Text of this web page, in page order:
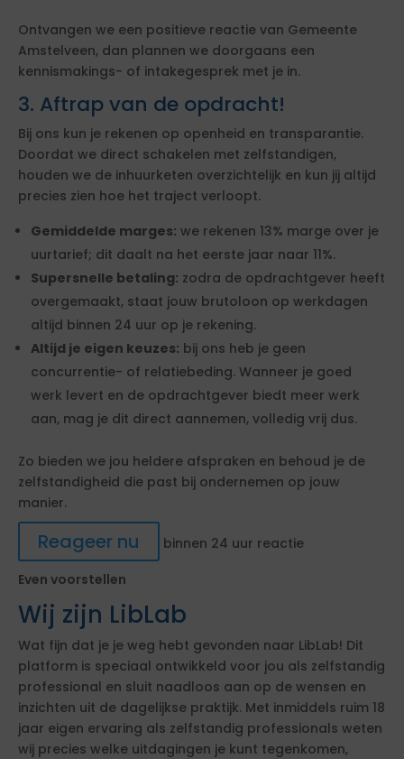
Ontvangen we een positieve reactie van Gemeente
Amstelveen, dan plannen we doorgaans een
kennismakings- of intakegesprek met je in.
3. Aftrap van de opdracht!
Bij ons kun je rekenen op openheid en transparantie.
Doordat we direct schakelen met zelfstandigen,
houden we de inhuurketen overzichtelijk en kun jij altijd
precies zien hoe het traject verloopt.
Gemiddelde marges: we rekenen 13% marge over je
uurtarief; dit daalt na het eerste jaar naar 11%.
Supersnelle betaling: zodra de opdrachtgever heeft
overgemaakt, staat jouw brutoloon op werkdagen
altijd binnen 24 uur op je rekening.
Altijd je eigen keuzes: bij ons heb je geen
concurrentie- of relatiebeding. Wanneer je goed
werk levert en de opdrachtgever biedt meer werk
aan, mag je dit direct aannemen, volledig vrij dus.
Zo bieden we jou heldere afspraken en behoud je de
zelfstandigheid die past bij ondernemen op jouw
manier.
Reageer nu
binnen 24 uur reactie
Even voorstellen
Wij zijn LibLab
Wat fijn dat je je weg hebt gevonden naar LibLab! Dit
platform is speciaal ontwikkeld voor jou als zelfstandig
professional en sluit naadloos aan op de wensen en
inzichten uit de dagelijkse praktijk. Met inmiddels ruim 18
jaar eigen ervaring als zelfstandig professionals weten
wij precies welke uitdagingen je kunt tegenkomen,